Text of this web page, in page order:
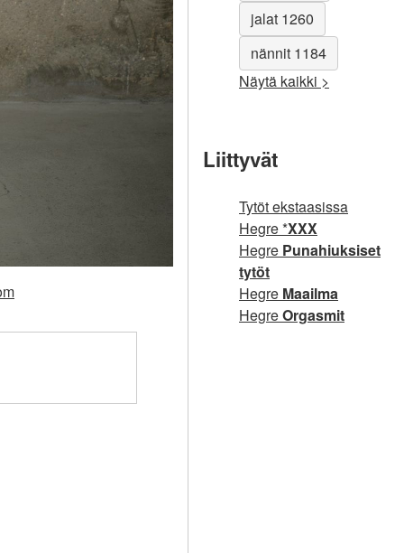
jalat 1260
nännit 1184
Näytä kaikki >
Liittyvät
Tytöt ekstaasissa
Hegre *XXX
Hegre Punahiuksiset
tytöt
Hegre Maailma
HegreOrgasmit